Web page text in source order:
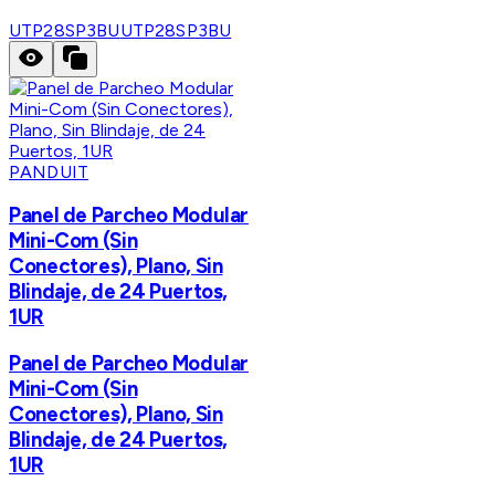
UTP28SP3BUUTP28SP3BU
PANDUIT
Panel de Parcheo Modular
Mini-Com (Sin
Conectores), Plano, Sin
Blindaje, de 24 Puertos,
1UR
Panel de Parcheo Modular
Mini-Com (Sin
Conectores), Plano, Sin
Blindaje, de 24 Puertos,
1UR